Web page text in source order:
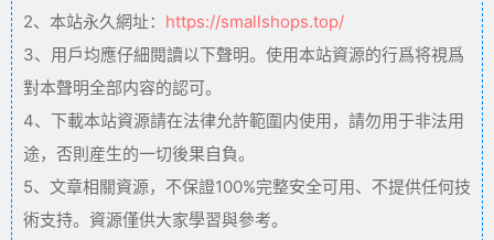
2、本站永久網址： https://smallshops.top/
3、用戶均應仔細閱讀以下聲明。使用本站資源的行爲将視爲
對本聲明全部内容的認可。
4、下載本站資源請在法律允許範圍内使用，請勿用于非法用
途，否則産生的一切後果自負。
5、文章相關資源，不保證100%完整安全可用、不提供任何技
術支持。資源僅供大家學習與參考。